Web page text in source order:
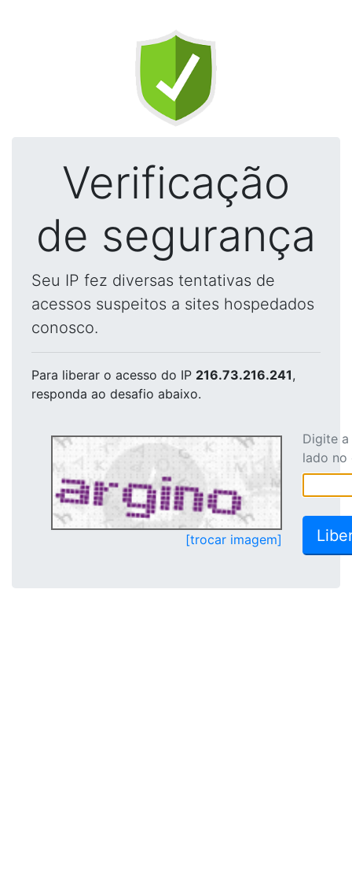
Verificação
de segurança
Seu IP fez diversas tentativas de
acessos suspeitos a sites hospedados
conosco.
Para liberar o acesso do IP 216.73.216.241,
responda ao desafio abaixo.
[trocar imagem]
Digite
lado no